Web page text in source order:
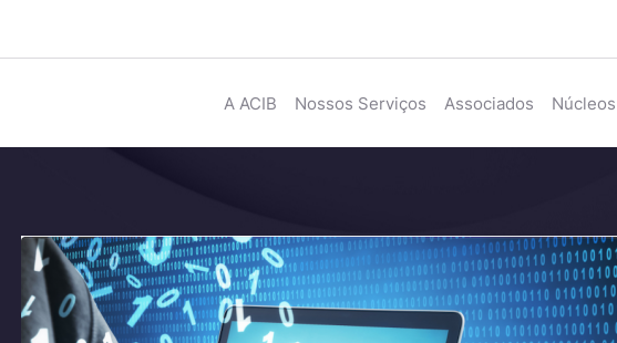
A ACIB Nossos Serviços Associados Núcleos